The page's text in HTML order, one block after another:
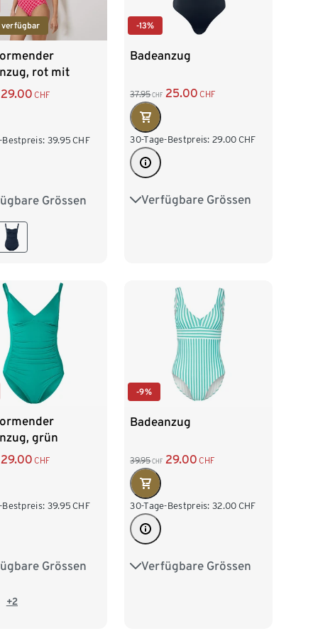
verfügbar
rot mit
Alloverprint
29.00 CHF
Bestpreis: 39.95 CHF
Grössen
40 42 44
48
-13%
Badeanzug
37.95 CHF 25.00 CHF
30-Tage-Bestpreis: 29.00 CHF
Verfügbare Grössen
36 38 40 42
grün
29.00 CHF
Bestpreis: 39.95 CHF
Grössen
40 42 44
48
+2
-9%
Badeanzug
39.95 CHF 29.00 CHF
30-Tage-Bestpreis: 32.00 CHF
Verfügbare Grössen
36 38 40 42